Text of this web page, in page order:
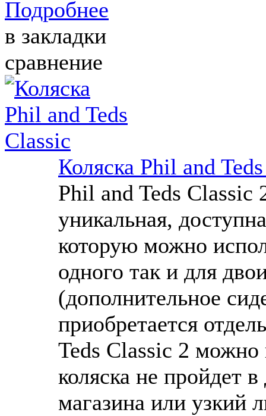
Подробнее
в закладки
сравнение
Коляска Phil and
Phil and Teds Classic
уникальная,
которую можно
одного так и для
(дополнительное
приобретается
Teds Classic 2 можно
коляска не пройдет
магазина или узкий